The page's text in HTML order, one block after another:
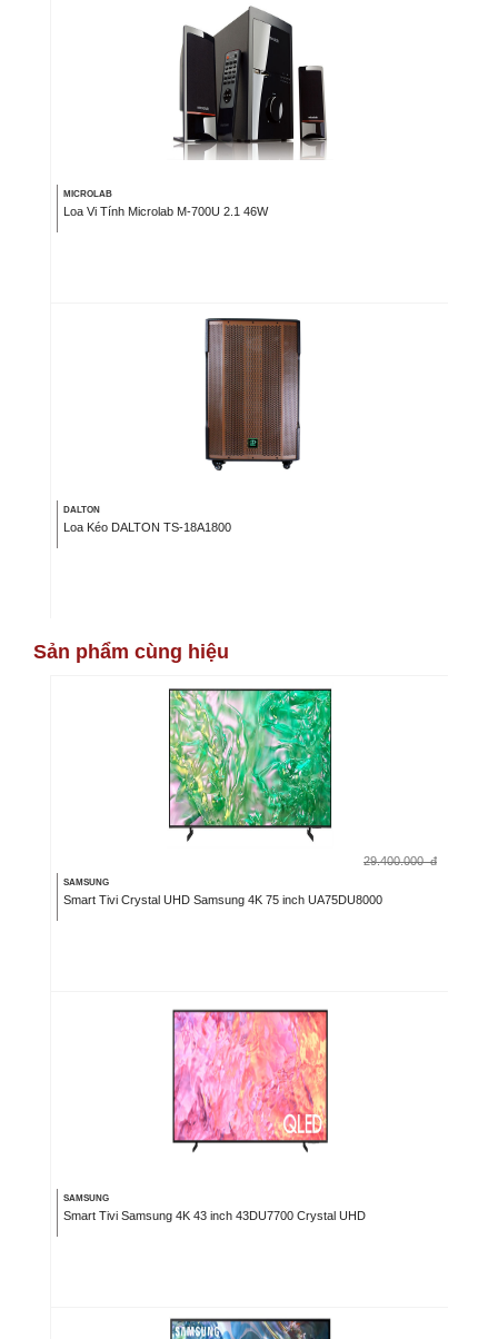
MICROLAB
Loa Vi Tính Microlab M-700U 2.1 46W
DALTON
Loa Kéo DALTON TS-18A1800
Sản phẩm cùng hiệu
29.400.000 đ
SAMSUNG
Smart Tivi Crystal UHD Samsung 4K 75 inch UA75DU8000
SAMSUNG
Smart Tivi Samsung 4K 43 inch 43DU7700 Crystal UHD